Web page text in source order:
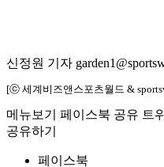
신정원 기자
[ⓒ 세계비즈앤스포츠월드 &
메뉴보기 페이스북 공유 트
공유하기
페이스북